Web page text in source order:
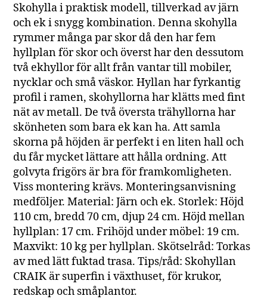
Skohylla i praktisk modell, tillverkad av järn
och ek i snygg kombination. Denna skohylla
rymmer många par skor då den har fem
hyllplan för skor och överst har den dessutom
två ekhyllor för allt från vantar till mobiler,
nycklar och små väskor. Hyllan har fyrkantig
profil i ramen, skohyllorna har klätts med fint
nät av metall. De två översta trähyllorna har
skönheten som bara ek kan ha. Att samla
skorna på höjden är perfekt i en liten hall och
du får mycket lättare att hålla ordning. Att
golvyta frigörs är bra för framkomligheten.
Viss montering krävs. Monteringsanvisning
medföljer. Material: Järn och ek. Storlek: Höjd
110 cm, bredd 70 cm, djup 24 cm. Höjd mellan
hyllplan: 17 cm. Frihöjd under möbel: 19 cm.
Maxvikt: 10 kg per hyllplan. Skötselråd: Torkas
av med lätt fuktad trasa. Tips/råd: Skohyllan
CRAIK är superfin i växthuset, för krukor,
redskap och småplantor.